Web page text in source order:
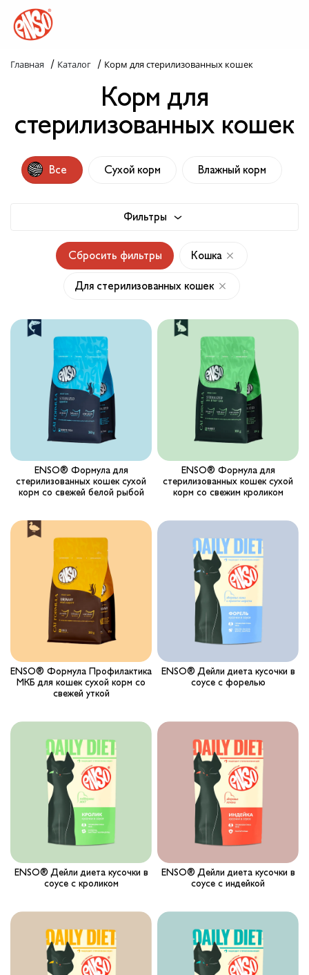
Назад в лапки
Попробуй пойми!
Вопрос-ответ
Где купить ?
Калькулятор
Контакты
Главная / Каталог / Корм для стерилизованных кошек
Корм для
стерилизованных кошек
Все Сухой корм Влажный корм
Фильтры
Сбросить фильтры Кошка
Для стерилизованных кошек
ENSO® Формула для
стерилизованных кошек сухой
корм со свежей белой рыбой
ENSO® Формула для
стерилизованных кошек сухой
корм со свежим кроликом
ENSO® Формула Профилактика
МКБ для кошек сухой корм со
свежей уткой
ENSO® Дейли диета кусочки в
соусе с форелью
ENSO® Дейли диета кусочки в
соусе с кроликом
ENSO® Дейли диета кусочки в
соусе с индейкой